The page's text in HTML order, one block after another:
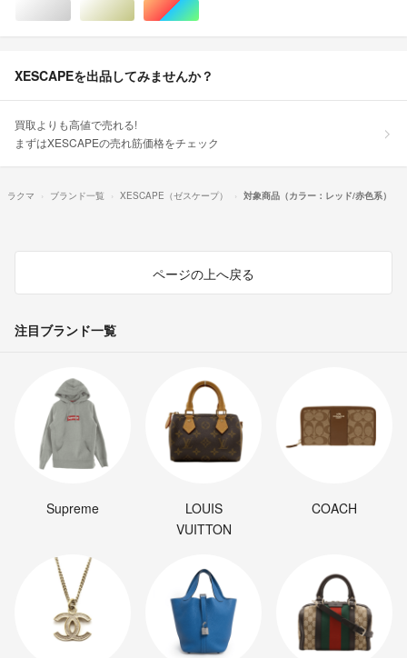
シルバー/銀色系ゴールド/金色系マルチカラー
XESCAPEを出品してみませんか？
買取よりも高値で売れる!
まずはXESCAPEの売れ筋価格をチェック
ラクマ ブランド一覧 XESCAPE（ゼスケープ） 対象商品（カラー：レッド/赤色系）
ページの上へ戻る
注目ブランド一覧
Supreme
LOUIS
VUITTON
COACH